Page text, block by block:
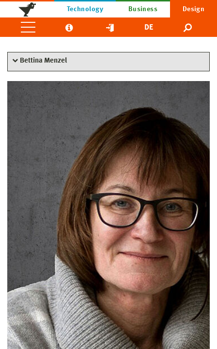
Technology Business Design
DE
Bettina Menzel